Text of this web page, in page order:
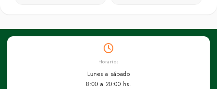
Horarios
Lunes a sábado
8:00 a 20:00 hs.